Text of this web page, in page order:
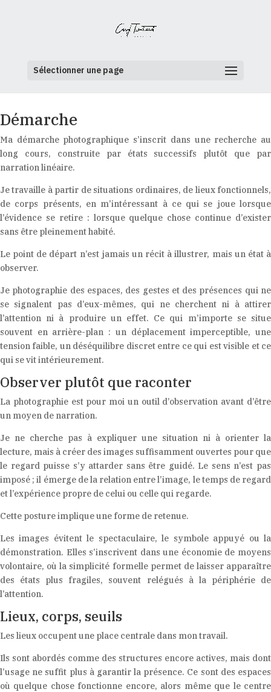
Sélectionner une page
Démarche
Ma démarche photographique s’inscrit dans une recherche au
long cours, construite par états successifs plutôt que par
narration linéaire.
Je travaille à partir de situations ordinaires, de lieux fonctionnels,
de corps présents, en m’intéressant à ce qui se joue lorsque
l’évidence se retire : lorsque quelque chose continue d’exister
sans être pleinement habité.
Le point de départ n’est jamais un récit à illustrer, mais un état à
observer.
Je photographie des espaces, des gestes et des présences qui ne
se signalent pas d’eux-mêmes, qui ne cherchent ni à attirer
l’attention ni à produire un effet. Ce qui m’importe se situe
souvent en arrière-plan : un déplacement imperceptible, une
tension faible, un déséquilibre discret entre ce qui est visible et ce
qui se vit intérieurement.
Observer plutôt que raconter
La photographie est pour moi un outil d’observation avant d’être
un moyen de narration.
Je ne cherche pas à expliquer une situation ni à orienter la
lecture, mais à créer des images suffisamment ouvertes pour que
le regard puisse s’y attarder sans être guidé. Le sens n’est pas
imposé ; il émerge de la relation entre l’image, le temps de regard
et l’expérience propre de celui ou celle qui regarde.
Cette posture implique une forme de retenue.
Les images évitent le spectaculaire, le symbole appuyé ou la
démonstration. Elles s’inscrivent dans une économie de moyens
volontaire, où la simplicité formelle permet de laisser apparaître
des états plus fragiles, souvent relégués à la périphérie de
l’attention.
Lieux, corps, seuils
Les lieux occupent une place centrale dans mon travail.
Ils sont abordés comme des structures encore actives, mais dont
l’usage ne suffit plus à garantir la présence. Ce sont des espaces
où quelque chose fonctionne encore, alors même que le centre